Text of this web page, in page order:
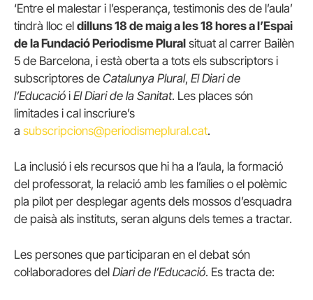
‘Entre el malestar i l’esperança, testimonis des de l’aula’
tindrà lloc el dilluns 18 de maig a les 18 hores a l’Espai
de la Fundació Periodisme Plural situat al carrer Bailèn
5 de Barcelona, i està oberta a tots els subscriptors i
subscriptores de Catalunya Plural, El Diari de
l’Educació i El Diari de la Sanitat. Les places són
limitades i cal inscriure’s
a subscripcions@periodismeplural.cat.
La inclusió i els recursos que hi ha a l’aula, la formació
del professorat, la relació amb les famílies o el polèmic
pla pilot per desplegar agents dels mossos d’esquadra
de paisà als instituts, seran alguns dels temes a tractar.
Les persones que participaran en el debat són
col·laboradores del Diari de l’Educació. Es tracta de: